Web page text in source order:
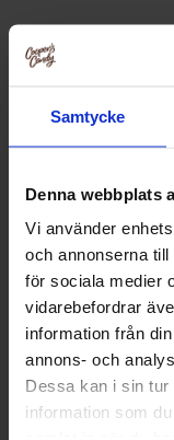
Samtycke
Denna webbplats
Vi använder
och annonserna
för sociala medier
vidarebefordrar
information från
annons- och
Dessa kan i sin tur
information som
Toms